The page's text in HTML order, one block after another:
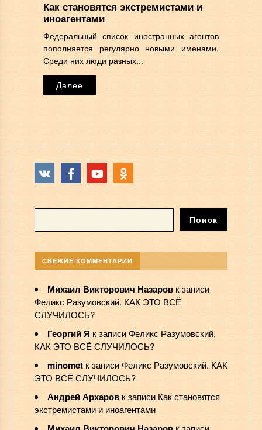
Как становятся экстремистами и
иноагентами
Федеральный список иностранных агентов
пополняется регулярно новыми именами.
Среди них люди разных...
Далее
СВЕЖИЕ КОММЕНТАРИИ
Михаил Викторович Назаровк записи
Феликс Разумовский. КАК ЭТО ВСЁ
СЛУЧИЛОСЬ?
Георгий Я к записиФеликс Разумовский.
КАК ЭТО ВСЁ СЛУЧИЛОСЬ?
minometк записиФеликс Разумовский. КАК
ЭТО ВСЁ СЛУЧИЛОСЬ?
Андрей Архаровк записи Как становятся
экстремистами и иноагентами